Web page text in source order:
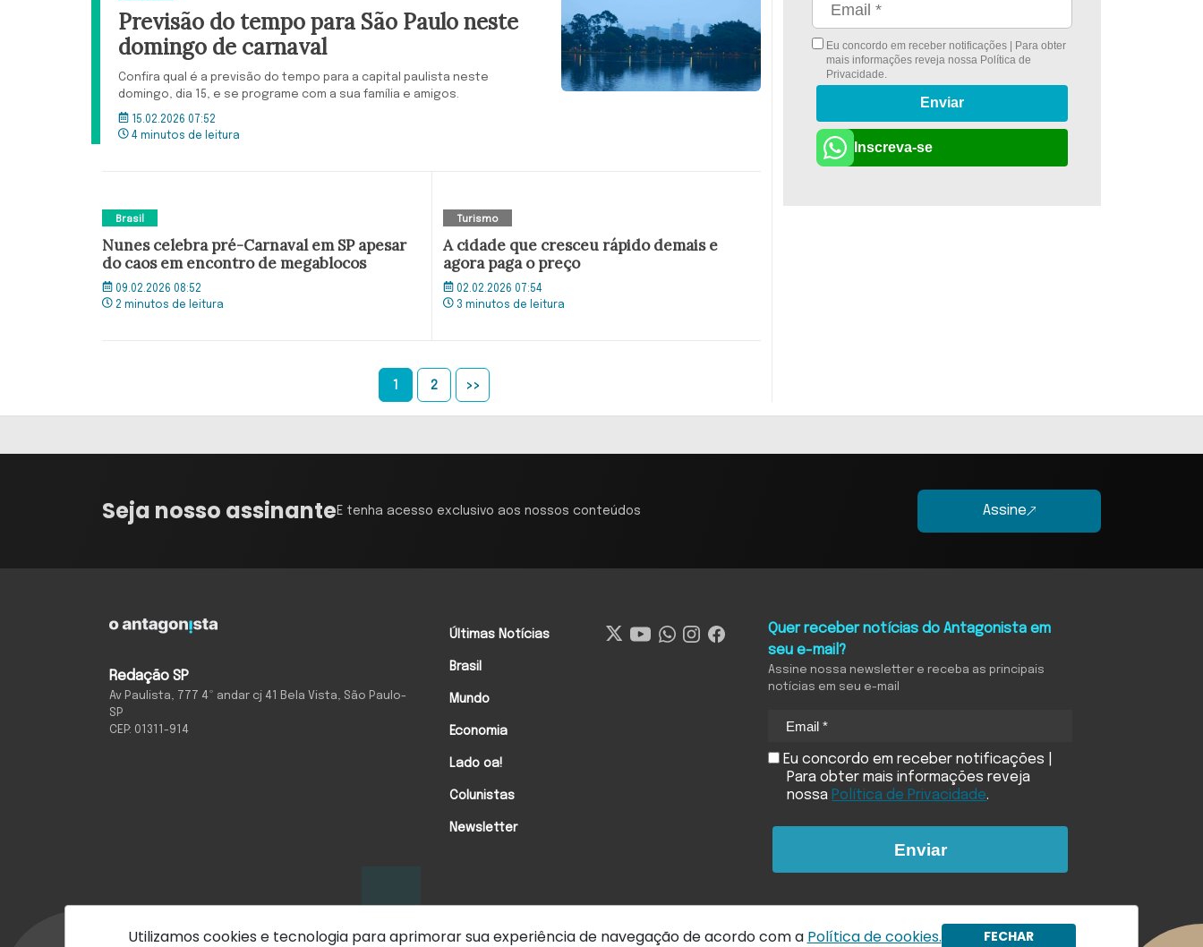
Previsão do tempo para São Paulo neste
domingo de carnaval
Confira qual é a previsão do tempo para a capital paulista neste
domingo, dia 15, e se programe com a sua família e amigos.
15.02.2026 07:52
4 minutos de leitura
Brasil
Nunes celebra pré-Carnaval em SP apesar
do caos em encontro de megablocos
09.02.2026 08:52
2 minutos de leitura
Turismo
A cidade que cresceu rápido demais e
agora paga o preço
02.02.2026 07:54
3 minutos de leitura
1 2 >>
Eu concordo em receber notificações | Para obter
mais informações reveja nossa Política de
Privacidade.
Enviar
Inscreva-se
Utilizamos cookies e tecnologia para aprimorar sua experiência de navegação de acordo com a Política de cookies. FECHAR
Seja nosso assinanteE tenha acesso exclusivo aos nossos conteúdos Assine
Redação SP
Av Paulista, 777 4º andar cj 41 Bela Vista, São Paulo-
SP
CEP: 01311-914
Últimas Notícias
Brasil
Mundo
Economia
Lado oa!
Colunistas
Newsletter
Quer receber notícias do Antagonista em
seu e-mail?
Assine nossa newsletter e receba as principais
notícias em seu e-mail
Eu concordo em receber notificações |
Para obter mais informações reveja
nossa Política de Privacidade.
Enviar
Com inteligência e